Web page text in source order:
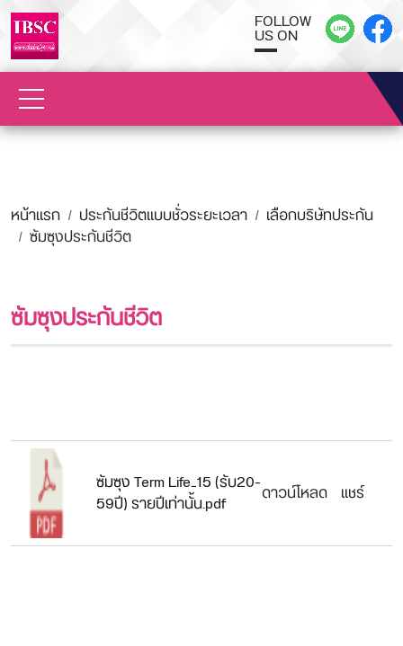
FOLLOW
US ON
หน้าแรก ประกันชีวิตแบบชั่วระยะเวลา
เลือกบริษัทประกัน
ซัมซุงประกันชีวิต
ซัมซุงประกันชีวิต
ซัมซุง Term Life_15 (รับ20-
59ปี) รายปีเท่านั้น.pdf
ดาวน์โหลด แชร์